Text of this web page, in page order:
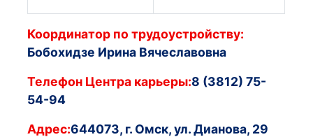
Координатор по трудоустройству:
Бобохидзе Ирина Вячеславовна
Телефон Центра карьеры:8 (3812) 75-
54-94
Адрес:644073, г. Омск, ул. Дианова, 29